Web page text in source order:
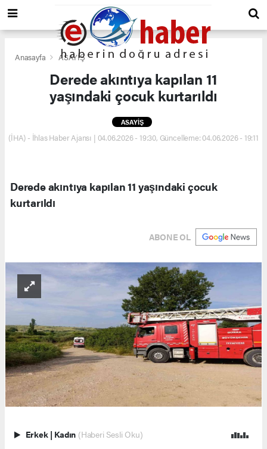
Anasayfa ASAYİŞ
Derede akıntıya kapılan 11
yaşındaki çocuk kurtarıldı
ASAYİŞ
(İHA) - İhlas Haber Ajansı | 04.06.2026 - 19:30, Güncelleme: 04.06.2026 - 19:11
Derede akıntıya kapılan 11 yaşındaki çocuk
kurtarıldı
ABONE OL
Erkek | Kadın (Haberi Sesli Oku)